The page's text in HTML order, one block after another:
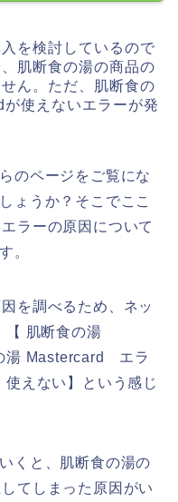
を検討しているので
肌断食の湯の商品の
ん。ただ、肌断食の
使えないエラーが発
のページをご覧にな
ょうか？そこでここ
ラーの原因について
。
を調べるため、ネッ
【 肌断食の湯
湯 Mastercard エラ
えない】という感じ
くと、肌断食の湯の
てしまった原因がい